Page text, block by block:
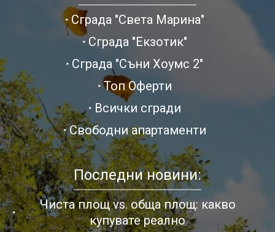
Сграда "Света Марина"
Сграда "Екзотик"
Сграда "Съни Хоумс 2"
Топ Оферти
Всички сгради
Свободни апартаменти
Последни новини:
Чиста площ vs. обща площ: какво
купувате реално